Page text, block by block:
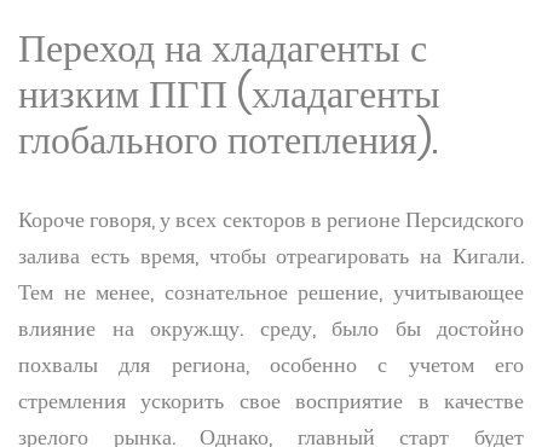
Переход на хладагенты с
низким ПГП (хладагенты
глобального потепления).
Короче говоря, у всех секторов в регионе Персидского
залива есть время, чтобы отреагировать на Кигали.
Тем не менее, сознательное решение, учитывающее
влияние на окруж.щу. среду, было бы достойно
похвалы для региона, особенно с учетом его
стремления ускорить свое восприятие в качестве
зрелого рынка. Однако, главный старт будет